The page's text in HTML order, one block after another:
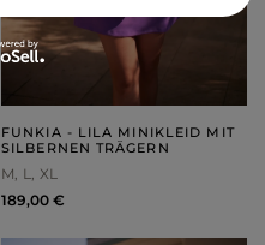
FUNKIA - LILA MINIKLEID MIT
SILBERNEN TRÄGERN
M L XL
189,00 €